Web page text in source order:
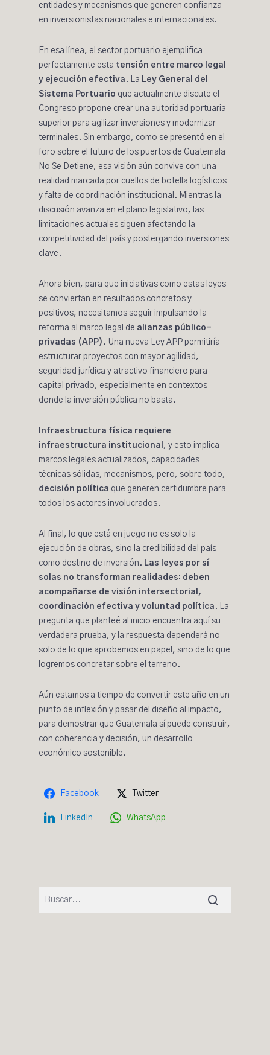
entidades y mecanismos que generen confianza
en inversionistas nacionales e internacionales.
En esa línea, el sector portuario ejemplifica
perfectamente esta tensión entre marco legal
y ejecución efectiva . La Ley General del
Sistema Portuario que actualmente discute el
Congreso propone crear una autoridad portuaria
superior para agilizar inversiones y modernizar
terminales. Sin embargo, como se presentó en el
foro sobre el futuro de los puertos de Guatemala
No Se Detiene, esa visión aún convive con una
realidad marcada por cuellos de botella logísticos
y falta de coordinación institucional. Mientras la
discusión avanza en el plano legislativo, las
limitaciones actuales siguen afectando la
competitividad del país y postergando inversiones
clave.
Ahora bien, para que iniciativas como estas leyes
se conviertan en resultados concretos y
positivos, necesitamos seguir impulsando la
reforma al marco legal de alianzas público-
privadas (APP) . Una nueva Ley APP permitiría
estructurar proyectos con mayor agilidad,
seguridad jurídica y atractivo financiero para
capital privado, especialmente en contextos
donde la inversión pública no basta.
Infraestructura física requiere
infraestructura institucional , y esto implica
marcos legales actualizados, capacidades
técnicas sólidas, mecanismos, pero, sobre todo,
decisión política que generen certidumbre para
todos los actores involucrados.
Al final, lo que está en juego no es solo la
ejecución de obras, sino la credibilidad del país
como destino de inversión. Las leyes por sí
solas no transforman realidades: deben
acompañarse de visión intersectorial,
coordinación efectiva y voluntad política . La
pregunta que planteé al inicio encuentra aquí su
verdadera prueba, y la respuesta dependerá no
solo de lo que aprobemos en papel, sino de lo que
logremos concretar sobre el terreno.
Aún estamos a tiempo de convertir este año en un
punto de inflexión y pasar del diseño al impacto,
para demostrar que Guatemala sí puede construir,
con coherencia y decisión, un desarrollo
económico sostenible.
Facebook Twitter
LinkedIn WhatsApp